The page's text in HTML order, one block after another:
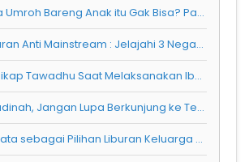
Kata Siapa Umroh Bareng Anak itu Gak Bisa? Padahal Kenyataannya...
Pilihan Liburan Anti Mainstream : Jelajahi 3 Negara dalam 7 Hari!
Menjaga Sikap Tawadhu Saat Melaksanakan Ibadah Umrah
Kalo ke Madinah, Jangan Lupa Berkunjung ke Tempat Ini yaa
Pulau Dewata sebagai Pilihan Liburan Keluarga Oemah Rempah Rolas